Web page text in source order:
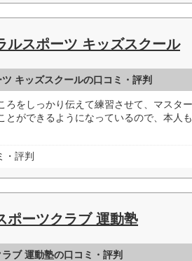
ルスポーツ キッズスクール
キッズスクールの口コミ・評判
ろをしっかり伝えて練習させて、マスタ
とができるようになっているので、本人
・評判
ポーツクラブ 運動塾
ブ 運動塾の口コミ・評判